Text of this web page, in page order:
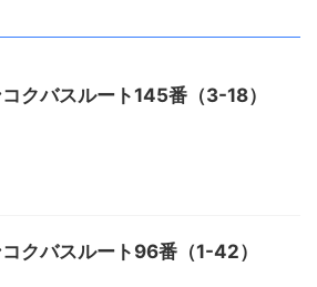
クバスルート145番（3-18）
クバスルート96番（1-42）